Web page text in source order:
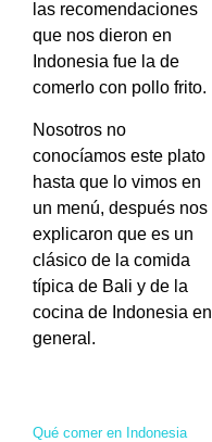
las recomendaciones
que nos dieron en
Indonesia fue la de
comerlo con pollo frito.
Nosotros no
conocíamos este plato
hasta que lo vimos en
un menú, después nos
explicaron que es un
clásico de la comida
típica de Bali y de la
cocina de Indonesia en
general.
Qué comer en Indonesia